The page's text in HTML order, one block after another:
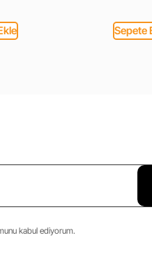
Sepete
kabul ediyorum.